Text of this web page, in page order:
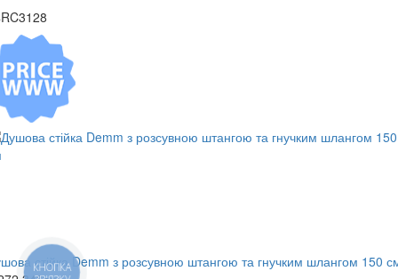
стійка Demm з розсувною штангою та гнучким шлангом 150
КНОПКА